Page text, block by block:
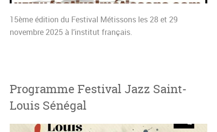
15ème édition du Festival Métissons les 28 et 29
novembre 2025 à l’institut français.
Programme Festival Jazz Saint-
Louis Sénégal